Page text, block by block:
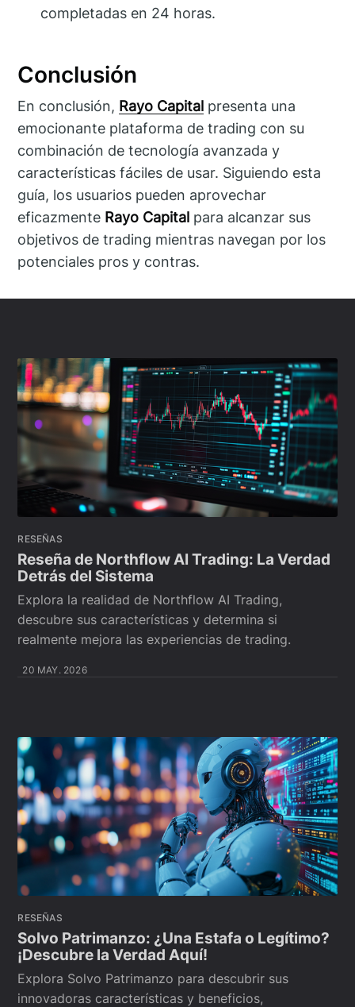
completadas en 24 horas.
Conclusión
En conclusión, Rayo Capital presenta una
emocionante plataforma de trading con su
combinación de tecnología avanzada y
características fáciles de usar. Siguiendo esta
guía, los usuarios pueden aprovechar
eficazmente Rayo Capital para alcanzar sus
objetivos de trading mientras navegan por los
potenciales pros y contras.
RESEÑAS
Reseña de Northflow AI Trading: La Verdad
Detrás del Sistema
Explora la realidad de Northflow AI Trading,
descubre sus características y determina si
realmente mejora las experiencias de trading.
20 MAY. 2026
RESEÑAS
Solvo Patrimanzo: ¿Una Estafa o Legítimo?
¡Descubre la Verdad Aquí!
Explora Solvo Patrimanzo para descubrir sus
innovadoras características y beneficios,